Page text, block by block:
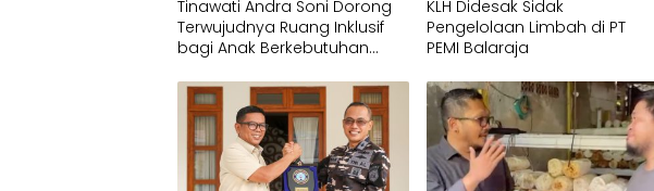
Tinawati Andra Soni Dorong
Terwujudnya Ruang Inklusif
bagi Anak Berkebutuhan
KLH Didesak Sidak
Pengelolaan Limbah di PT
PEMI Balaraja